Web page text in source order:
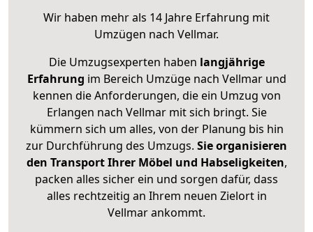
Wir haben mehr als 14 Jahre Erfahrung mit
Umzügen nach Vellmar.
Die Umzugsexperten haben langjährige
Erfahrung im Bereich Umzüge nach Vellmar und
kennen die Anforderungen, die ein Umzug von
Erlangen nach Vellmar mit sich bringt. Sie
kümmern sich um alles, von der Planung bis hin
zur Durchführung des Umzugs. Sie organisieren
den Transport Ihrer Möbel und Habseligkeiten,
packen alles sicher ein und sorgen dafür, dass
alles rechtzeitig an Ihrem neuen Zielort in
Vellmar ankommt.